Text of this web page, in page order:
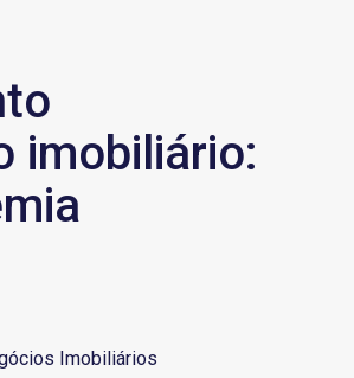
imobiliário:
Imobiliários